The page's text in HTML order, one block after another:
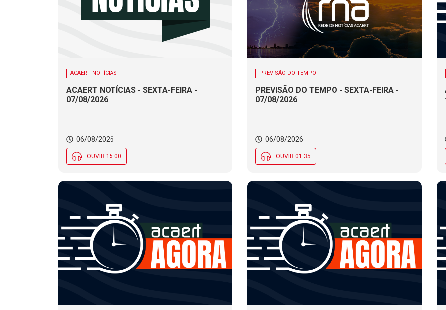
ACAERT NOTÍCIAS
ACAERT NOTÍCIAS - SEXTA-FEIRA -
07/08/2026
06/08/2026
OUVIR 15:00
PREVISÃO DO TEMPO
PREVISÃO DO TEMPO - SEXTA-FEIRA -
07/08/2026
06/08/2026
OUVIR 01:35